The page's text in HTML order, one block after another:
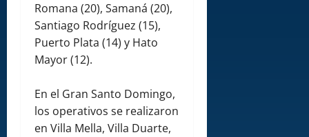
Romana (20), Samaná (20),
Santiago Rodríguez (15),
Puerto Plata (14) y Hato
Mayor (12).
En el Gran Santo Domingo,
los operativos se realizaron
en Villa Mella, Villa Duarte,